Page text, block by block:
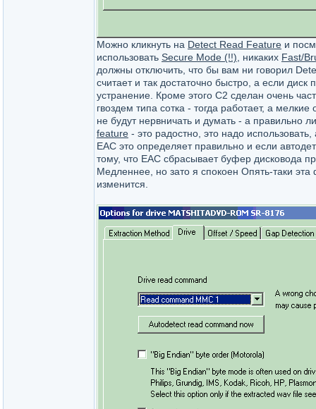
Можно кликнуть на Detect Read Feature и
использовать Secure Mode (!!) , никаких Fast/
должны отключить, что бы вам ни говорил
считает и так достаточно быстро, а если
устранение. Кроме этого С2 сделан очень
гвоздем типа сотка - тогда работает, а
не будут нервничать и думать - а правильно
feature - это радостно, это надо
ЕАС это определяет правильно и если
тому, что ЕАС сбрасывает буфер дисковода
Медленнее, но зато я спокоен Опять-таки эта
изменится.